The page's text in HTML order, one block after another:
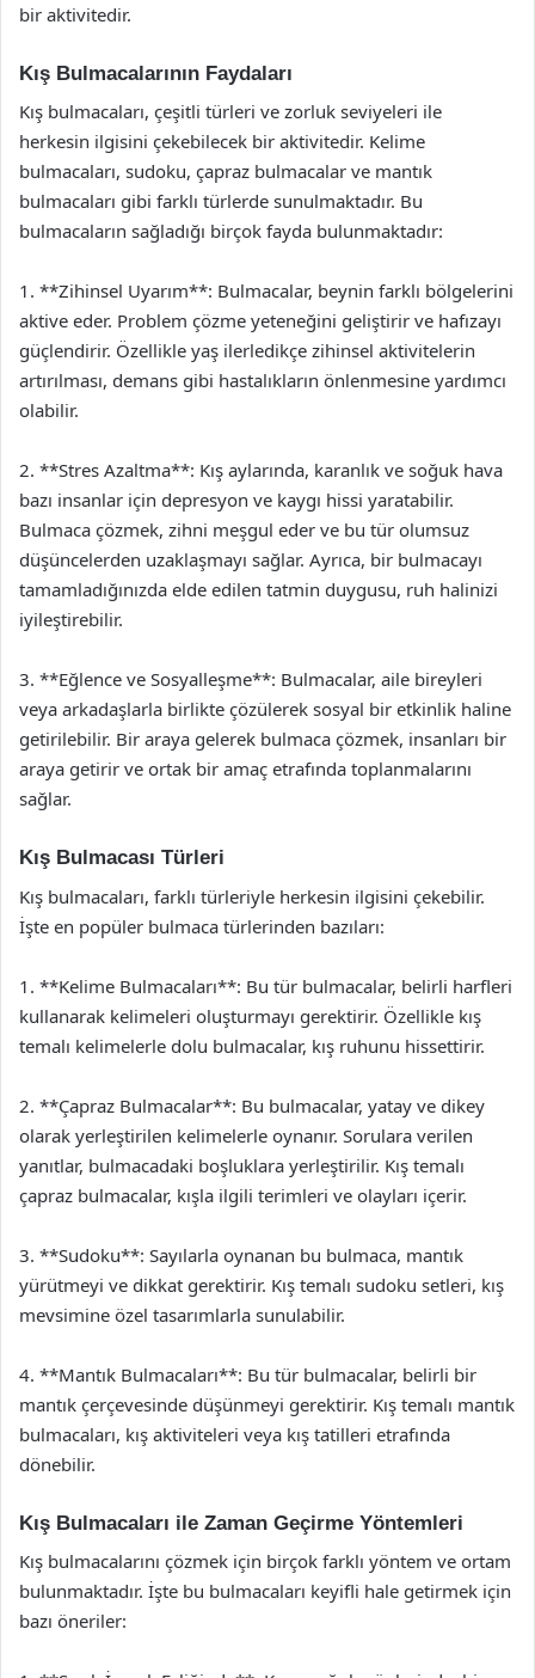
bir aktivitedir.
Kış Bulmacalarının Faydaları
Kış bulmacaları, çeşitli türleri ve zorluk seviyeleri ile
herkesin ilgisini çekebilecek bir aktivitedir. Kelime
bulmacaları, sudoku, çapraz bulmacalar ve mantık
bulmacaları gibi farklı türlerde sunulmaktadır. Bu
bulmacaların sağladığı birçok fayda bulunmaktadır:
1. **Zihinsel Uyarım**: Bulmacalar, beynin farklı bölgelerini
aktive eder. Problem çözme yeteneğini geliştirir ve hafızayı
güçlendirir. Özellikle yaş ilerledikçe zihinsel aktivitelerin
artırılması, demans gibi hastalıkların önlenmesine yardımcı
olabilir.
2. **Stres Azaltma**: Kış aylarında, karanlık ve soğuk hava
bazı insanlar için depresyon ve kaygı hissi yaratabilir.
Bulmaca çözmek, zihni meşgul eder ve bu tür olumsuz
düşüncelerden uzaklaşmayı sağlar. Ayrıca, bir bulmacayı
tamamladığınızda elde edilen tatmin duygusu, ruh halinizi
iyileştirebilir.
3. **Eğlence ve Sosyalleşme**: Bulmacalar, aile bireyleri
veya arkadaşlarla birlikte çözülerek sosyal bir etkinlik haline
getirilebilir. Bir araya gelerek bulmaca çözmek, insanları bir
araya getirir ve ortak bir amaç etrafında toplanmalarını
sağlar.
Kış Bulmacası Türleri
Kış bulmacaları, farklı türleriyle herkesin ilgisini çekebilir.
İşte en popüler bulmaca türlerinden bazıları:
1. **Kelime Bulmacaları**: Bu tür bulmacalar, belirli harfleri
kullanarak kelimeleri oluşturmayı gerektirir. Özellikle kış
temalı kelimelerle dolu bulmacalar, kış ruhunu hissettirir.
2. **Çapraz Bulmacalar**: Bu bulmacalar, yatay ve dikey
olarak yerleştirilen kelimelerle oynanır. Sorulara verilen
yanıtlar, bulmacadaki boşluklara yerleştirilir. Kış temalı
çapraz bulmacalar, kışla ilgili terimleri ve olayları içerir.
3. **Sudoku**: Sayılarla oynanan bu bulmaca, mantık
yürütmeyi ve dikkat gerektirir. Kış temalı sudoku setleri, kış
mevsimine özel tasarımlarla sunulabilir.
4. **Mantık Bulmacaları**: Bu tür bulmacalar, belirli bir
mantık çerçevesinde düşünmeyi gerektirir. Kış temalı mantık
bulmacaları, kış aktiviteleri veya kış tatilleri etrafında
dönebilir.
Kış Bulmacaları ile Zaman Geçirme Yöntemleri
Kış bulmacalarını çözmek için birçok farklı yöntem ve ortam
bulunmaktadır. İşte bu bulmacaları keyifli hale getirmek için
bazı öneriler: